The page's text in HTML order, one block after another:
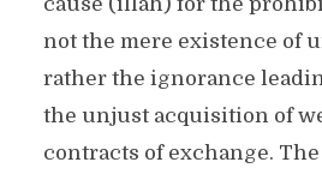
not the mere existence of
rather the ignorance
the unjust acquisition of
contracts of exchange.